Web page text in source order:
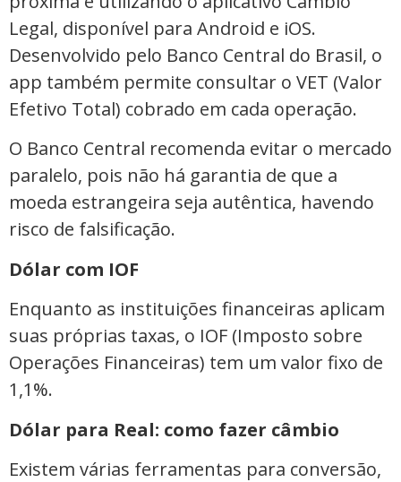
Legal, disponível para Android e iOS.
Desenvolvido pelo Banco Central do Brasil, o
app também permite consultar o VET (Valor
Efetivo Total) cobrado em cada operação.
O Banco Central recomenda evitar o mercado
paralelo, pois não há garantia de que a
moeda estrangeira seja autêntica, havendo
risco de falsificação.
Dólar com IOF
Enquanto as instituições financeiras aplicam
suas próprias taxas, o IOF (Imposto sobre
Operações Financeiras) tem um valor fixo de
1,1%.
Dólar para Real: como fazer câmbio
Existem várias ferramentas para conversão,